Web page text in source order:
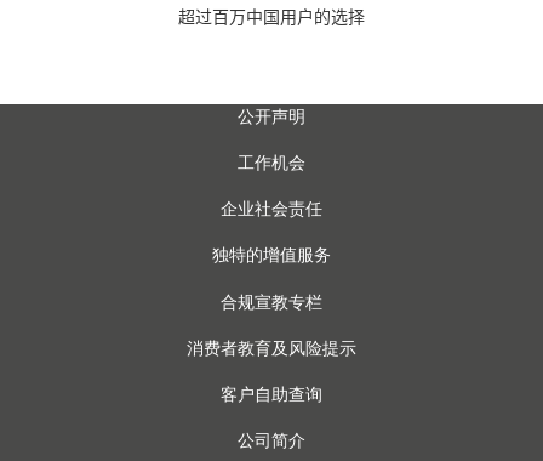
超过百万中国用户的选择
公开声明
工作机会
企业社会责任
独特的增值服务
合规宣教专栏
消费者教育及风险提示
客户自助查询
公司简介